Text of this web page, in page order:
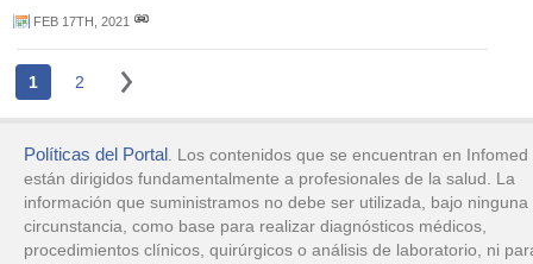
FEB 17TH, 2021
1 2
Políticas del Portal. Los contenidos que se encuentran en Infomed
están dirigidos fundamentalmente a profesionales de la salud. La
información que suministramos no debe ser utilizada, bajo ninguna
circunstancia, como base para realizar diagnósticos médicos,
procedimientos clínicos, quirúrgicos o análisis de laboratorio, ni